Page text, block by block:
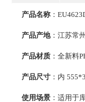
产品名称：
产品产地：江苏常州
产品材质 ：全新料
产品尺寸 ：内
使用场景 ：适用于